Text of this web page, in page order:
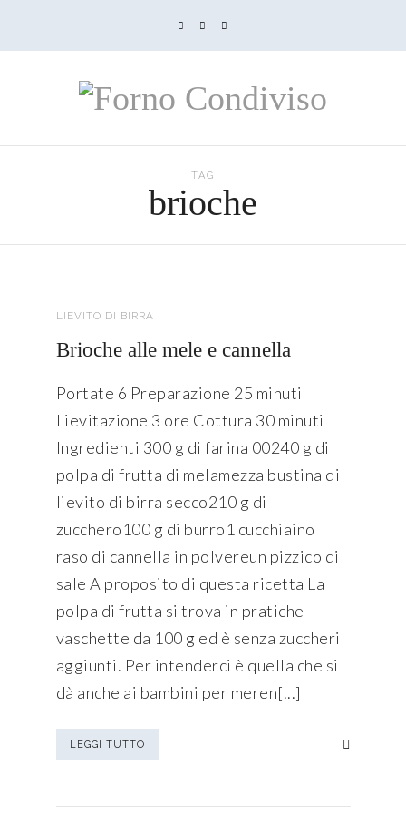
TAG
brioche
LIEVITO DI BIRRA
Brioche alle mele e cannella
Portate 6 Preparazione 25 minuti
Lievitazione 3 ore Cottura 30 minuti
Ingredienti 300 g di farina 00240 g di
polpa di frutta di melamezza bustina di
lievito di birra secco210 g di
zucchero100 g di burro1 cucchiaino
raso di cannella in polvereun pizzico di
sale A proposito di questa ricetta La
polpa di frutta si trova in pratiche
vaschette da 100 g ed è senza zuccheri
aggiunti. Per intenderci è quella che si
dà anche ai bambini per meren[...]
LEGGI TUTTO